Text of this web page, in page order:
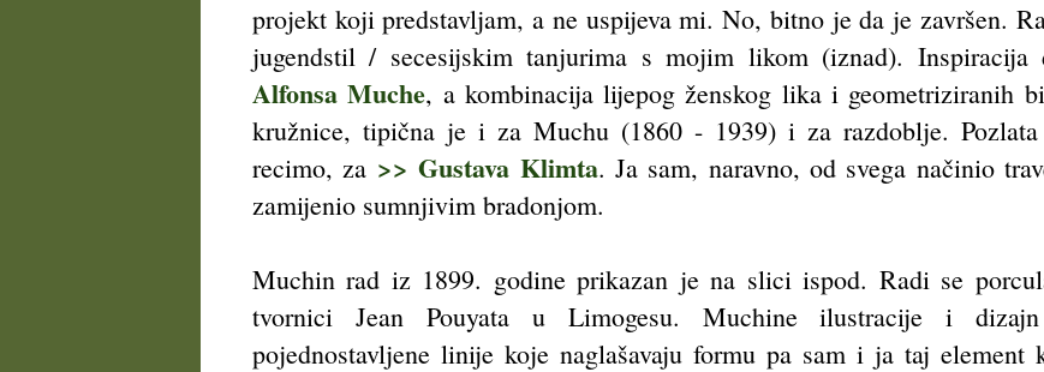
projekt koji predstavljam, a ne uspijeva mi. No, bitno je da je završen.
jugendstil / secesijskim tanjurima s mojim likom (iznad). Inspiracija
Alfonsa Muche, a kombinacija lijepog ženskog lika i geometriziranih
kružnice, tipična je i za Muchu (1860 - 1939) i za razdoblje.
recimo, za >> Gustava Klimta. Ja sam, naravno, od svega načinio
zamijenio sumnjivim bradonjom.
Muchin rad iz 1899. godine prikazan je na slici ispod. Radi se
tvornici Jean Pouyata u Limogesu. Muchine ilustracije i
pojednostavljene linije koje naglašavaju formu pa sam i ja taj